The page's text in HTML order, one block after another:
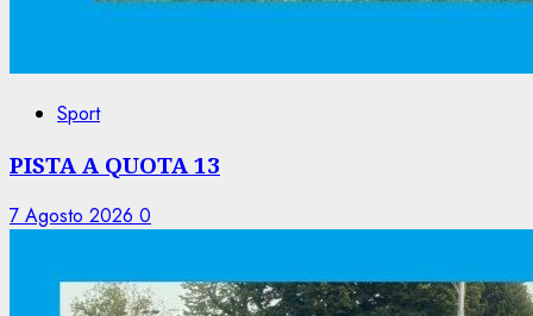
Sport
PISTA A QUOTA 13
7 Agosto 2026 0